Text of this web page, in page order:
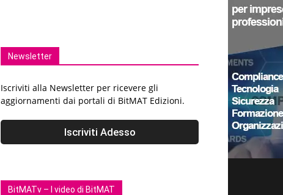
Newsletter
Iscriviti alla Newsletter per ricevere gli
aggiornamenti dai portali di BitMAT Edizioni.
BitMATv – I video di BitMAT